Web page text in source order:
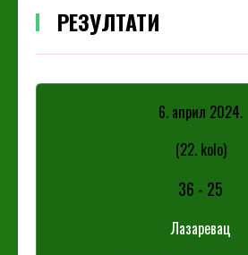
РЕЗУЛТАТИ
6. април 2024.
(22. kolo)
36 - 25
Лазаревац